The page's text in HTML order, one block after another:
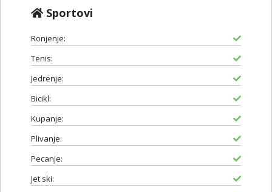
Sportovi
Ronjenje:
Tenis:
Jedrenje:
Bicikl:
Kupanje:
Plivanje:
Pecanje:
Jet ski: